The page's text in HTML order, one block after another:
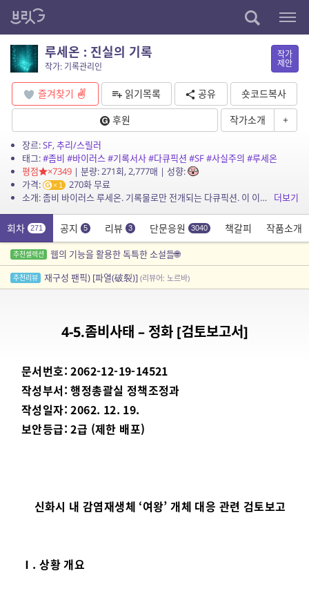
루세온 : 진실의 기록
작가: 기록관리인
작가
제안
즐겨찾기 읽기목록 공유
숏코드복사
후원
작가소개 +
장르:SF,추리/스릴러
태그:#좀비 #바이러스#기록서사#다큐픽션 #SF#사실주의 #루세온
평점
×7349| 분량: 271회, 2,777매 | 성향:
가격:
1
270화 무료
소개: 좀비 바이러스 루세온. 기록물로만 전개되는 다큐픽션. 이 이야기는 픽션이며 등장하는 인물, 단체, 사건은 실제와 어떠한 관련도 없음을 밝힙니다.
더보기
회차 271 공지 5 리뷰 3 단문응원 3040 책갈피 작품소개
추천셀렉션 웹의 기능을 활용한 독특한 소설들🌐
추천리뷰 재구성 팬픽) [파열(破裂)] (리뷰어: 노르바)
4-5.좀비사태 – 정화 [검토보고서]
문서번호: 2062-12-19-14521
작성부서: 행정총괄실 정책조정과
작성일자: 2062. 12. 19.
보안등급: 2급 (제한 배포)
신화시 내 감염재생체 ‘여왕’ 개체 대응 관련 검토보고
Ⅰ. 상황 개요